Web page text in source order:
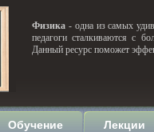
Физика - одна из самых
педагоги сталкиваются с
Данный ресурс поможет
Обучение Лекции